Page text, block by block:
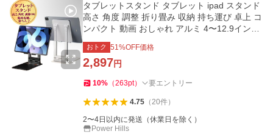
タブレットスタンド タブレット ipad スタンド
高さ 角度 調整 折り畳み 収納 持ち運び 卓上 コ
ンパクト 動画 おしゃれ アルミ 4〜12.9インチ
対応
おトク 51%OFF価格
2,897円
10% （263pt） 要エントリー
4.75（20件）
2〜4日以内に発送（休業日を除く）
Power Hills